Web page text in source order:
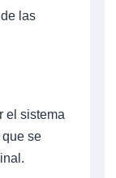
las
el sistema
se